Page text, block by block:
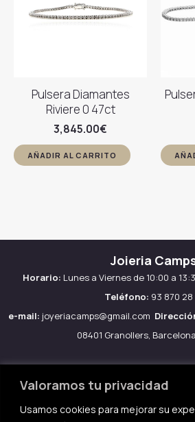
Valoramos tu privacidad
Usamos cookies para mejorar su
Pulsera Diamantes
Riviere 0 47ct
3,845.00€
AÑADIR AL CARRITO
Joieria
Horario: Lunes a Viernes de 10:00 a
Teléfono: 93 870 28
e-mail: joyeriacamps@gmail.com
08401 Granollers,
Aviso legal